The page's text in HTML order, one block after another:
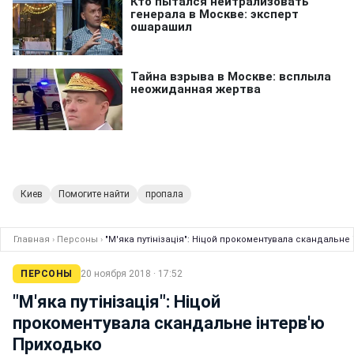
Киев Помогите найти пропала
Главная › Персоны › "М'яка путінізація": Ніцой прокоментувала
ПЕРСОНЫ 20 ноября 2018 · 17:52
"М'яка путінізація": Ніцой
прокоментувала скандальне інтерв'ю
Приходько